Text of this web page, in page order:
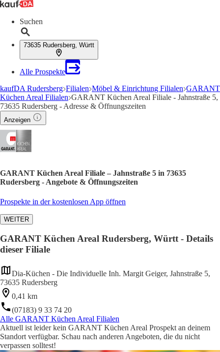
Suchen
73635 Rudersberg, Württ
Alle Prospekte
kaufDA Rudersberg Filialen Möbel & Einrichtung Filialen GARANT
Küchen Areal Filialen GARANT Küchen Areal Filiale - Jahnstraße 5,
73635 Rudersberg - Adresse & Öffnungszeiten
Anzeigen
GARANT Küchen Areal Filiale – Jahnstraße 5 in 73635
Rudersberg - Angebote & Öffnungszeiten
Prospekte in der kostenlosen App öffnen
WEITER
GARANT Küchen Areal Rudersberg, Württ - Details
dieser Filiale
Dia-Küchen - Die Individuelle Inh. Margit Geiger, Jahnstraße 5,
73635 Rudersberg
0,41 km
(07183) 9 33 74 20
Alle GARANT Küchen Areal Filialen
Aktuell ist leider kein GARANT Küchen Areal Prospekt an deinem
Standort verfügbar. Schau nach anderen Angeboten, die du nicht
verpassen solltest!